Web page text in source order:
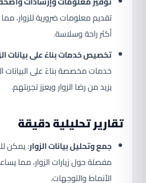
تقديم معلومات ضرورية للزوار،
أكثر راحة وسلاسة.
تخصيص خدمات بناءً على بيانات
خدمات مخصصة بناءً على البيانات
يزيد من رضا الزوار ويعزز تجربتهم.
تقارير تحليلية دقيقة
جمع وتحليل بيانات الزوار: يمكن
مفصلة حول زيارات الزوار، مما
الأنماط والتوجهات.